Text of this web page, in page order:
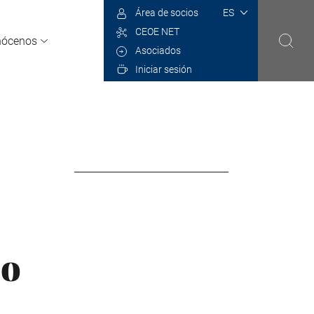
Select
Área de socios
CEOE NET
Asociados
Iniciar sesión